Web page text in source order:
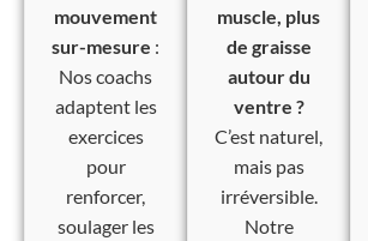
mouvement
sur-mesure :
Nos coachs
adaptent les
exercices
pour
renforcer,
soulager les
muscle, plus
de graisse
autour du
ventre ?
C’est naturel,
mais pas
irréversible.
Notre